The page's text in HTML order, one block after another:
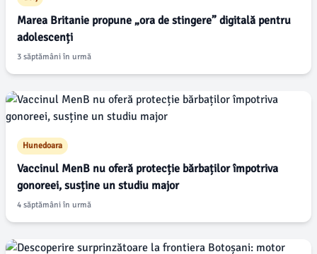
Marea Britanie propune „ora de stingere” digitală pentru
adolescenți
3 săptămâni în urmă
Hunedoara
Vaccinul MenB nu oferă protecție bărbaților împotriva
gonoreei, susține un studiu major
4 săptămâni în urmă